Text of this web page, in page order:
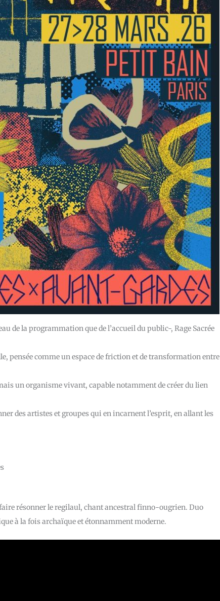
de la programmation que de l’accueil du public-, Rage Sacrée
pensée comme un espace de friction et de transformation entre
un organisme vivant, capable notamment de créer du lien
des artistes et groupes qui en incarnent l’esprit, en allant les
résonner le regilaul, chant ancestral finno-ougrien. Duo
à la fois archaïque et étonnamment moderne.